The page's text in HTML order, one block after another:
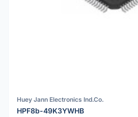
Huey Jann Electronics Ind.Co.
HPF8b-49K3YWHB